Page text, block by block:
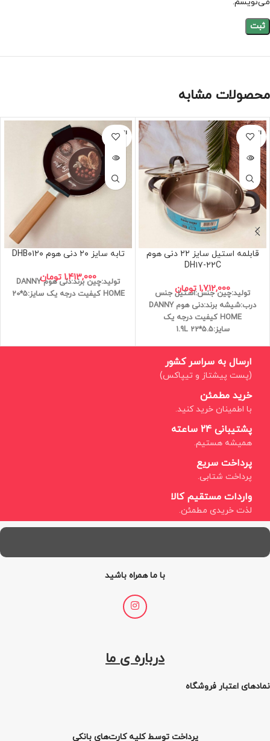
محصولات مشابه
اتمام مو
جودی
قابلمه استیل سایز ۲۲ دنی هوم
DH۱۷-۲۲C
1,712,000 تومان تولید:چین جنس:استیل جنس
درب:شیشه
برند:دنی هوم DANNY
HOME کیفیت درجه یک
سایز:5.5*22
1.9L
اتمام مو
جودی
تابه سایز ۲۰ دنی هوم DHB۰۱۲۰
1,413,000 تومان تولید:چین
برند:دنی هوم DANNY
HOME کیفیت درجه یک سایز:5*20
ارسال به سراسر کشور
(پست پیشتاز و تیپاکس)
خرید مطمئن
با اطمینان خرید کنید.
پشتیبانی 24 ساعته
همیشه هستیم.
پرداخت سریع
پرداخت شتابی.
واردات مستقیم کالا
لذت خریدی مطمئن.
با ما همراه باشید
درباره ی ما
نمادهای اعتبار فروشگاه
پرداخت توسط کلیه کارت‌های بانکی